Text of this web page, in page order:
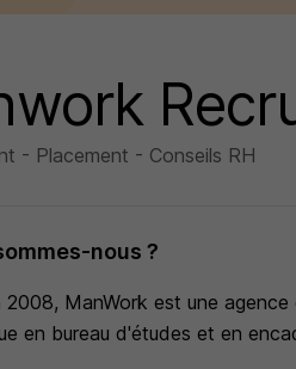
- Placement - Conseils RH
nous ?
2008, ManWork est une
en bureau d'études et en